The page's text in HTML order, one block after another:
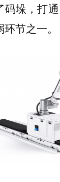
码垛，打
节之一。